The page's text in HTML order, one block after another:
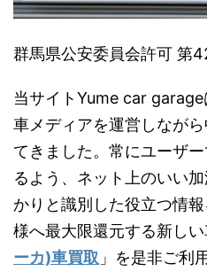
群馬県公安委員会許可 第
当サイトYume car garage
車メディアを運営しなが
てきました。常にユーザ
るよう、ネット上のいい
かりと識別した役立つ情
様へ最大限還元する新しい
ーカ)車買取 」を是非ご利